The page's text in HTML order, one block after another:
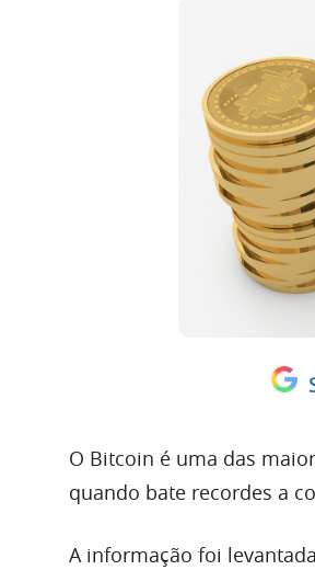
O Bitcoin é uma das
quando bate recordes a
A informação foi